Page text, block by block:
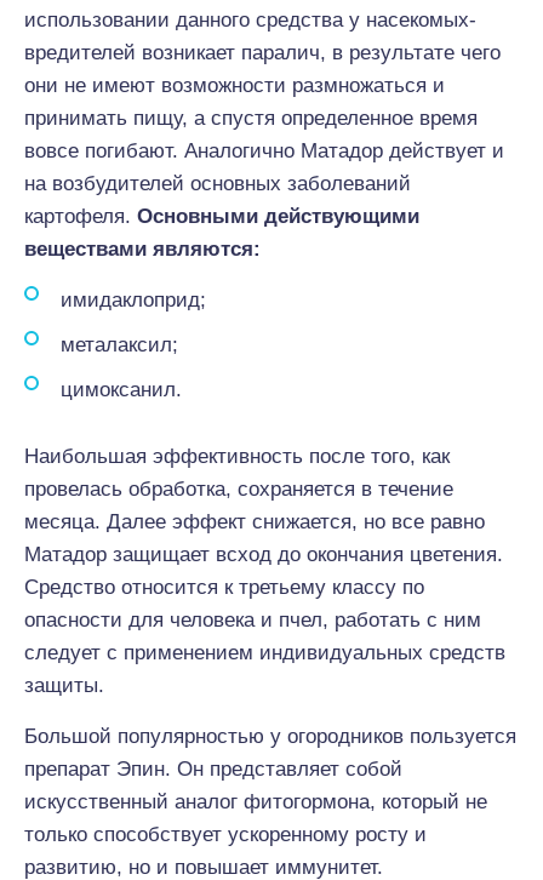
использовании данного средства у насекомых-
вредителей возникает паралич, в результате чего
они не имеют возможности размножаться и
принимать пищу, а спустя определенное время
вовсе погибают. Аналогично Матадор действует и
на возбудителей основных заболеваний
картофеля. Основными действующими
веществами являются:
имидаклоприд;
металаксил;
цимоксанил.
Наибольшая эффективность после того, как
провелась обработка, сохраняется в течение
месяца. Далее эффект снижается, но все равно
Матадор защищает всход до окончания цветения.
Средство относится к третьему классу по
опасности для человека и пчел, работать с ним
следует с применением индивидуальных средств
защиты.
Большой популярностью у огородников пользуется
препарат Эпин. Он представляет собой
искусственный аналог фитогормона, который не
только способствует ускоренному росту и
развитию, но и повышает иммунитет.